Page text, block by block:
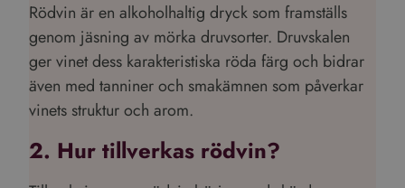
Rödvin är en alkoholhaltig dryck som framställs
genom jäsning av mörka druvsorter. Druvskalen
ger vinet dess karakteristiska röda färg och bidrar
även med tanniner och smakämnen som påverkar
vinets struktur och arom.
2. Hur tillverkas rödvin?